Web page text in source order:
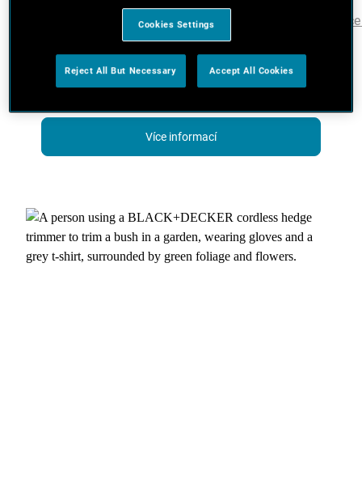
Více informací
Cookies Settings
Reject All But Necessary Accept All Cookies